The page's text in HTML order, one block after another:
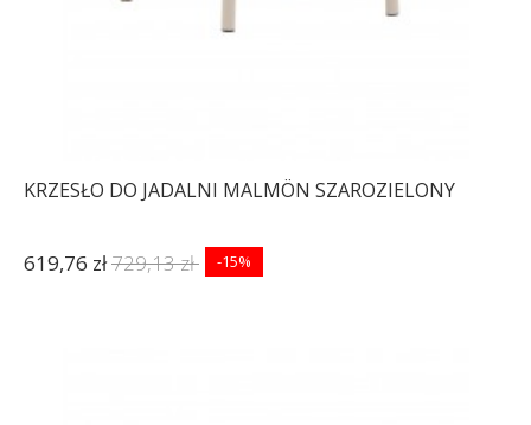
KRZESŁO DO JADALNI MALMÖN SZAROZIELONY
619,76 zł729,13 zł -15%